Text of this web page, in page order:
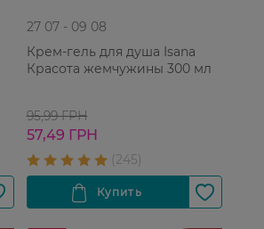
27 07 - 09 08
Крем-гель для душа Isana
Красота жемчужины 300 мл
95,99 ГРН
57,49 ГРН